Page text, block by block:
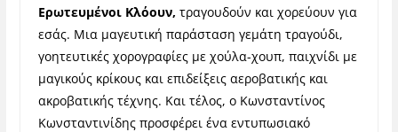
Ερωτευμένοι Κλόουν, τραγουδούν και χορεύουν για
εσάς. Μια μαγευτική παράσταση γεμάτη τραγούδι,
γοητευτικές χορογραφίες με χούλα-χουπ, παιχνίδι με
μαγικούς κρίκους και επιδείξεις αεροβατικής και
ακροβατικής τέχνης. Και τέλος, ο Κωνσταντίνος
Κωνσταντινίδης προσφέρει ένα εντυπωσιακό